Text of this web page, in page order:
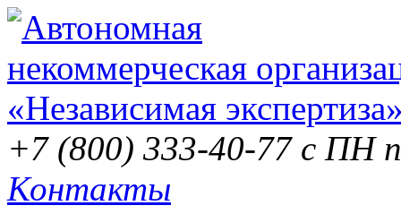
+7 (800) 333-40-77 с ПН
Контакты